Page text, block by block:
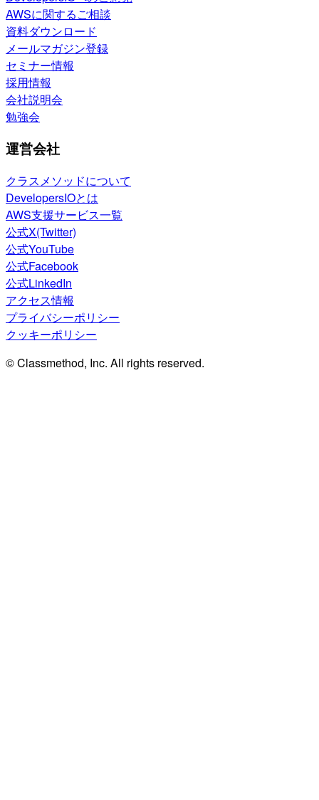
AWSに関するご相談
資料ダウンロード
メールマガジン登録
セミナー情報
採用情報
会社説明会
勉強会
運営会社
クラスメソッドについて
DevelopersIOとは
AWS支援サービス一覧
公式X(Twitter)
公式YouTube
公式Facebook
公式LinkedIn
アクセス情報
プライバシーポリシー
クッキーポリシー
© Classmethod, Inc. All rights reserved.